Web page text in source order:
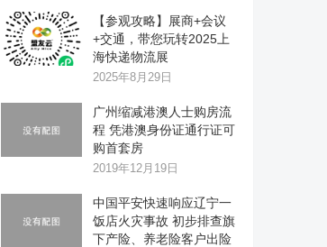
【参观攻略】展商+会议
+交通，带您玩转2025上
海快递物流展
2025年8月29日
广州缩减港澳人士购房流
程 凭港澳身份证通行证可
购首套房
2019年12月19日
中国平安快速响应辽宁一
饭店火灾事故 初步排查旗
下产险、养老险客户出险